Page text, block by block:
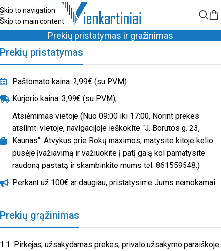
Skip to navigation
Skip to main content
Prekių pristatymas ir gražinimas
Prekių pristatymas
Paštomato kaina: 2,99€ (su PVM)
Kurjerio kaina: 3,99€ (su PVM),
Atsiėmimas vietoje (Nuo 09:00 iki 17:00, Norint prekes
atsiimti vietoje, navigacijoje ieškokite “J. Borutos g. 23,
Kaunas”. Atvykus prie Rokų maximos, matysite kitoje kelio
pusėje įvažiavimą ir važiuokite į patį galą kol pamatysite
raudoną pastatą ir skambinkite mums tel. 861559548.)
Perkant už 100€ ar daugiau, pristatysime Jums nemokamai.
Prekių grąžinimas
1.1. Pirkėjas, užsakydamas prekes, privalo užsakymo paraiškoje